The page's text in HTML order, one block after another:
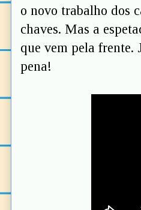
o novo trabalho dos
chaves. Mas a
que vem pela frente.
pena!